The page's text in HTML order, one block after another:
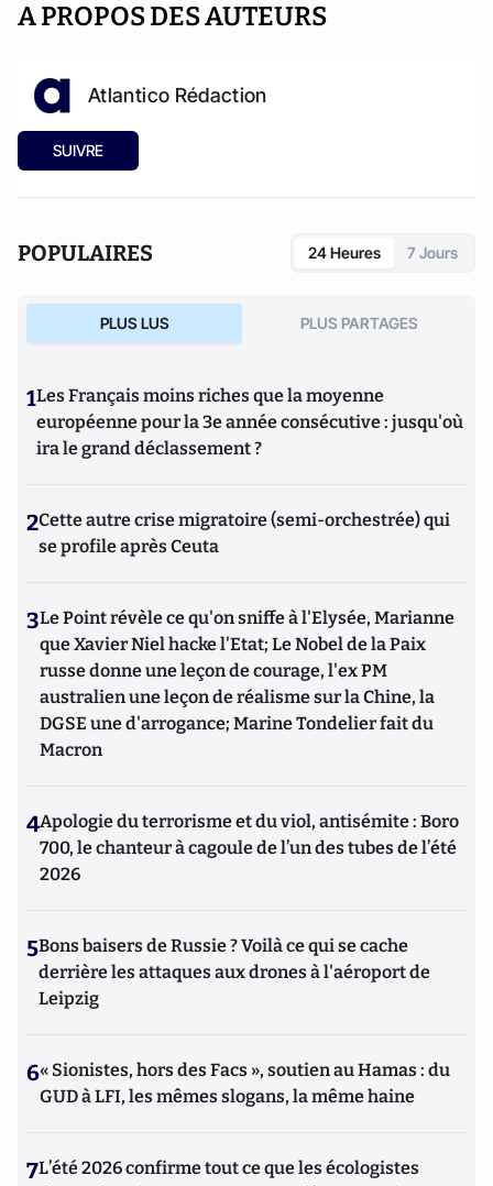
A PROPOS DES AUTEURS
Atlantico Rédaction
SUIVRE
POPULAIRES 24 Heures 7 Jours
PLUS LUS PLUS PARTAGES
1Les Français moins riches que la moyenne
européenne pour la 3e année consécutive : jusqu'où
ira le grand déclassement ?
2Cette autre crise migratoire (semi-orchestrée) qui
se profile après Ceuta
3Le Point révèle ce qu'on sniffe à l'Elysée, Marianne
que Xavier Niel hacke l'Etat; Le Nobel de la Paix
russe donne une leçon de courage, l'ex PM
australien une leçon de réalisme sur la Chine, la
DGSE une d'arrogance; Marine Tondelier fait du
Macron
4Apologie du terrorisme et du viol, antisémite : Boro
700, le chanteur à cagoule de l’un des tubes de l’été
2026
5Bons baisers de Russie ? Voilà ce qui se cache
derrière les attaques aux drones à l'aéroport de
Leipzig
6« Sionistes, hors des Facs », soutien au Hamas : du
GUD à LFI, les mêmes slogans, la même haine
7L’été 2026 confirme tout ce que les écologistes